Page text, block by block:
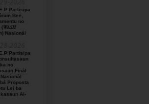
Partisipa
Bee,
no
(𝑊𝐴𝑆𝐻
Nasionál
Partisipa
no
Finál
Proposta
Lei ba
Ai-